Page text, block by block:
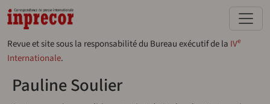
Aller au contenu principal
Revue et site sous la responsabilité du Bureau exécutif de la IVe
Internationale.
Pauline Soulier